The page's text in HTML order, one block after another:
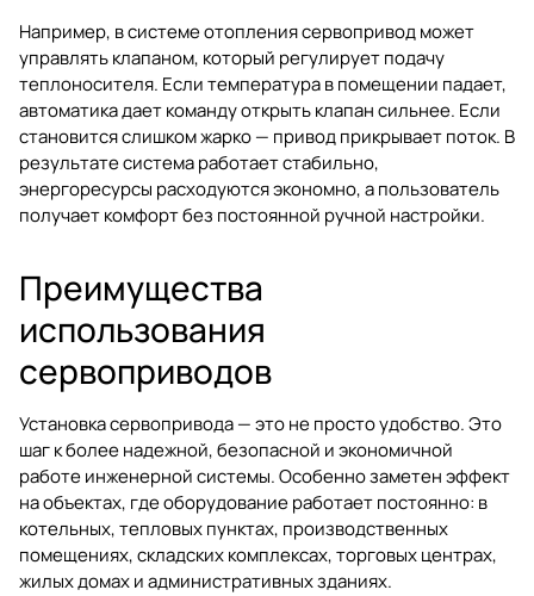
Например, в системе отопления сервопривод может
управлять клапаном, который регулирует подачу
теплоносителя. Если температура в помещении падает,
автоматика дает команду открыть клапан сильнее. Если
становится слишком жарко — привод прикрывает поток. В
результате система работает стабильно,
энергоресурсы расходуются экономно, а пользователь
получает комфорт без постоянной ручной настройки.
Преимущества
использования
сервоприводов
Установка сервопривода — это не просто удобство. Это
шаг к более надежной, безопасной и экономичной
работе инженерной системы. Особенно заметен эффект
на объектах, где оборудование работает постоянно: в
котельных, тепловых пунктах, производственных
помещениях, складских комплексах, торговых центрах,
жилых домах и административных зданиях.